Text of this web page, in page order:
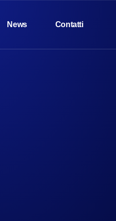
News Contatti